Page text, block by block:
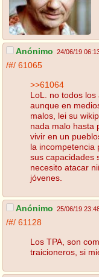
Anónimo 24/06/19
/#/ 61065
>>61064
LoL. no todos los
aunque en
malos, lei su
nada malo hasta
vivir en un
la incompetencia
sus capacidades
necesito atacar
jóvenes.
Anónimo 25/06/19
/#/ 61128
Los TPA, son
traicioneros, si